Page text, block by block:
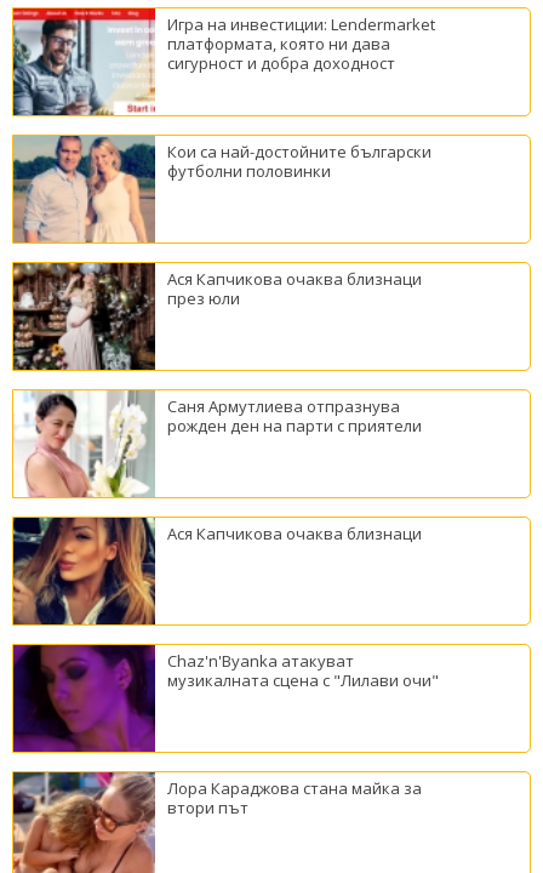
Игра на инвестиции: Lendermarket
платформата, която ни дава
сигурност и добра доходност
Кои са най-достойните български
футболни половинки
Ася Капчикова очаква близнаци
през юли
Саня Армутлиева отпразнува
рожден ден на парти с приятели
Ася Капчикова очаква близнаци
Chaz'n'Byanka атакуват
музикалната сцена с "Лилави очи"
Лора Караджова стана майка за
втори път